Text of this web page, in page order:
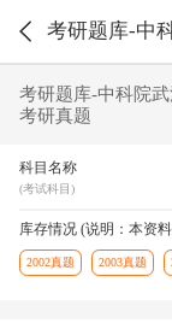
考研题库-中科院
考研真题
科目名称
(考试科目)
库存情况 (说明：本资
2002真题 2003真题